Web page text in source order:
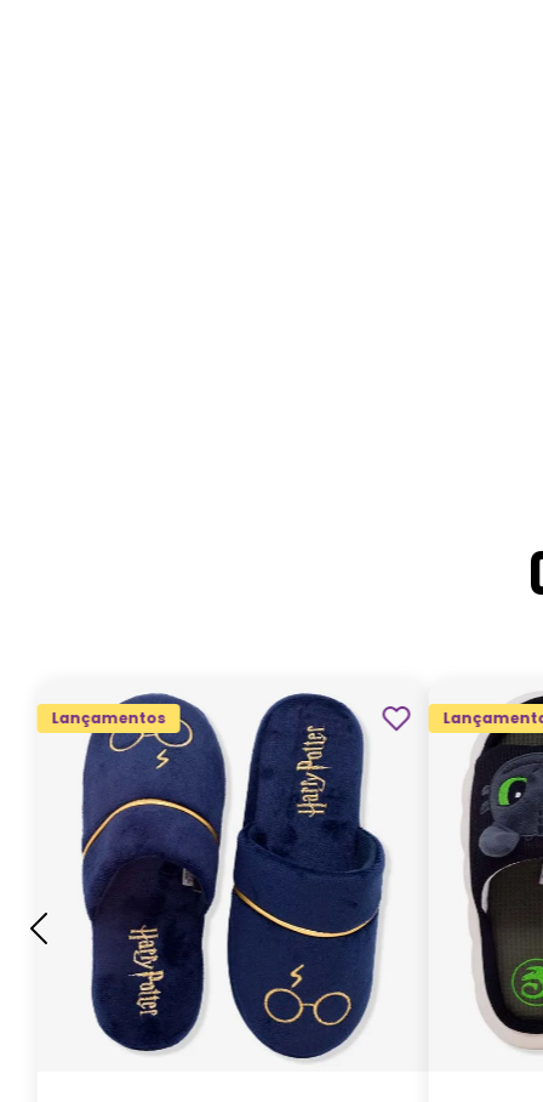
Lançamentos
G GG M P
ADICIONAR AO
CARRINHO